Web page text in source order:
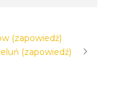
(zapowiedź)
(zapowiedź)